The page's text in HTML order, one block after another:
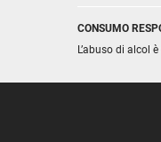
CONSUMO
L’abuso di alcol